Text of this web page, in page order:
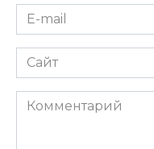
E-
mail
*Сайт
Комментарий